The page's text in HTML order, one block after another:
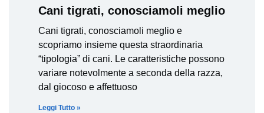
Cani tigrati, conosciamoli meglio
Cani tigrati, conosciamoli meglio e
scopriamo insieme questa straordinaria
“tipologia” di cani. Le caratteristiche possono
variare notevolmente a seconda della razza,
dal giocoso e affettuoso
Leggi Tutto »